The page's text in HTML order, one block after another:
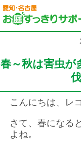
春～秋は害虫が
こんにちは、レ
さて、春になる
よね。